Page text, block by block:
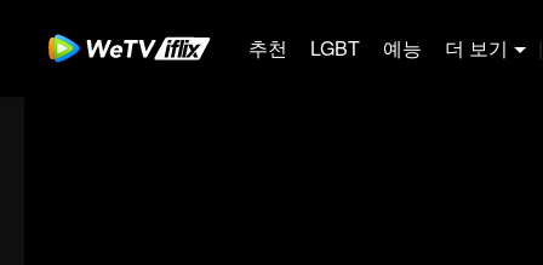
추천 LGBT 예능 더 보기 |